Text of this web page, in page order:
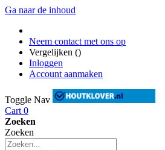
Ga naar de inhoud
Neem contact met ons op
Vergelijken ()
Inloggen
Account aanmaken
Toggle Nav
Cart 0
Zoeken
Zoeken